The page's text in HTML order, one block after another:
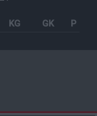
KG GK P